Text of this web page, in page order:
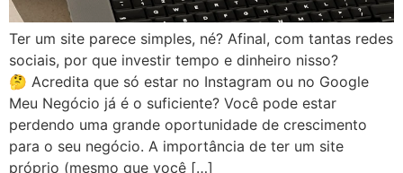
Ter um site parece simples, né? Afinal, com tantas redes
sociais, por que investir tempo e dinheiro nisso?
🤔 Acredita que só estar no Instagram ou no Google
Meu Negócio já é o suficiente? Você pode estar
perdendo uma grande oportunidade de crescimento
para o seu negócio. A importância de ter um site
próprio (mesmo que você […]